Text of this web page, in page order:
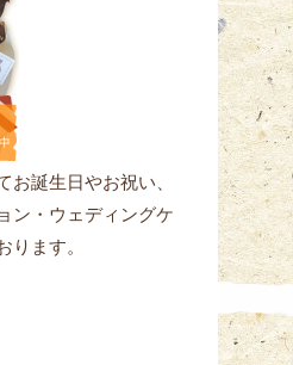
お誕生日やお祝い、
ン・ウェディングケ
ります。